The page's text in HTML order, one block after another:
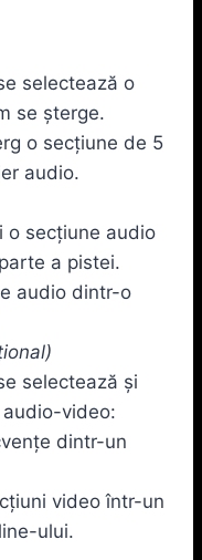
selectează o
se șterge.
o secțiune de 5
audio.
o secțiune audio
a pistei.
audio dintr-o
selectează și
video:
dintr-un
video într-un
ului.